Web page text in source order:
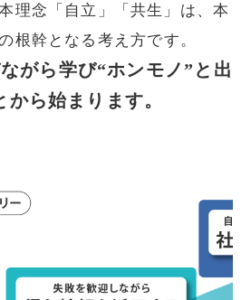
理念「自立」「共生」は、本
根幹となる考え方です。
がら学び“ホンモノ”と出
から始まります。